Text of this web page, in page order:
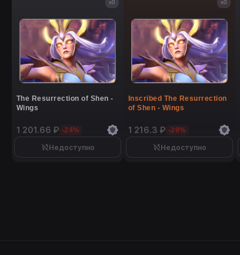
x0
The Resurrection of Shen -
Wings
1 201.66 ₽ -24%
Недоступно
x0
Inscribed The Resurrection
of Shen - Wings
1 216.3 ₽ -29%
Недоступно